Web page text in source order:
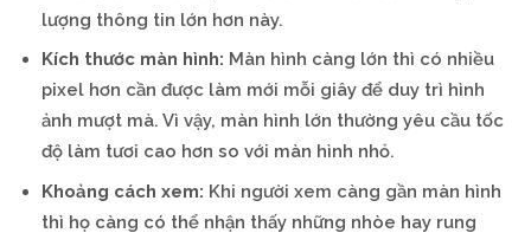
lượng thông tin lớn hơn này.
Kích thước màn hình: Màn hình càng lớn thì có nhiều
pixel hơn cần được làm mới mỗi giây để duy trì hình
ảnh mượt mà. Vì vậy, màn hình lớn thường yêu cầu tốc
độ làm tươi cao hơn so với màn hình nhỏ.
Khoảng cách xem: Khi người xem càng gần màn hình
thì họ càng có thể nhận thấy những nhòe hay rung